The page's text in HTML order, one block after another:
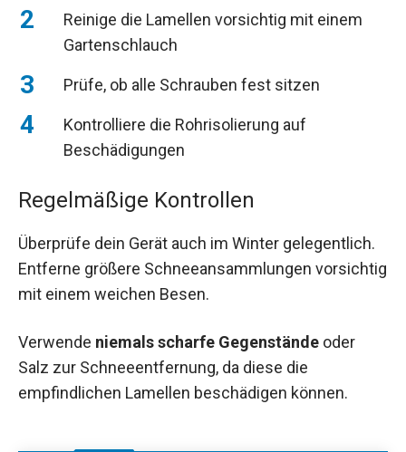
Reinige die Lamellen vorsichtig mit einem
Gartenschlauch
Prüfe, ob alle Schrauben fest sitzen
Kontrolliere die Rohrisolierung auf
Beschädigungen
Regelmäßige Kontrollen
Überprüfe dein Gerät auch im Winter gelegentlich.
Entferne größere Schneeansammlungen vorsichtig
mit einem weichen Besen.
Verwende niemals scharfe Gegenstände oder
Salz zur Schneeentfernung, da diese die
empfindlichen Lamellen beschädigen können.